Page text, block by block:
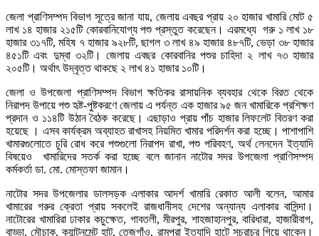
জেলা প্রাণিসম্পদ বিভাগ সূত্রে জানা যায়, জেলায় এবছর প্রায় ২০ হাজার খামারি মোট ৫
লাখ ১৪ হাজার ২১৫টি কোরবানিযোগ্য পশু প্রস্তুত করেছেন। এরমধ্যে গরু ১ লাখ ১৮
হাজার ৩১৭টি, মহিষ ৭ হাজার ৯২৮টি, ছাগল ৩ লাখ ৪৯ হাজার ৪৮৭টি, ভেড়া ৩৮ হাজার
৪৫১টি এবং দুম্বা ৩২টি। জেলায় এবছর কোরবানির পশুর চাহিদা ২ লাখ ৭৩ হাজার
২০৫টি। অর্থাৎ উদ্বৃত্ত থাকছে ২ লাখ ৪১ হাজার ১০টি।
জেলা ও উপজেলা প্রাণিসম্পদ বিভাগ ক্ষতিকর রাসায়নিক ব্যবহার থেকে বিরত থেকে
নিরাপদ উপায়ে পশু হৃষ্ট-পুষ্টকরণে জেলায় এ পর্যন্ত এক হাজার ৯৫ জন খামারিকে প্রশিক্ষণ
প্রদান ও ১১৪টি উঠান বৈঠক করেছে। এছাড়াও প্রায় পাঁচ হাজার লিফলেট বিতরণ করা
হয়েছে । এসব কার্যক্রম অব্যাহত রাখাসহ নিয়মিত খামার পরিদর্শন করা হচ্ছে। পাশাপাশি
খামারগুলোতে চুরি রোধ করে পশুগুলো নিরাপদ রাখা, পশু পরিবহণ, অর্থ লেনদেন ইত্যাদি
বিষয়েও খামারিদের সতর্ক করা হচ্ছে বলে জানান নাটোর সদর উপজেলা প্রাণিসম্পদ
কর্মকর্তা ডা. মো. মোস্তফা জামান।
নাটোর সদর উপজেলার ডালসড়ক এলাকার আদর্শ খামারি রেকাত আলী বলেন, আমার
খামারের গরুর ক্রেতা প্রায় সকলেই রাজধানীসহ দেশের অন্যান্য এলাকার বাসিন্দা।
নাটোরের খামারিরা ঢাকার কচুক্ষেত, গাবতলী, মীরপুর, শাহজাহানপুর, বারিধারা, হাজারীবাগ,
বাড্ডা, মৌচাক, ক্যান্টনমেন্ট হাট, তেজগাঁও, রামপুরা ইত্যাদি হাটে সচরাচর গিয়ে থাকেন।